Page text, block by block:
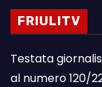
FRIULITV
Testata
al numero 120/